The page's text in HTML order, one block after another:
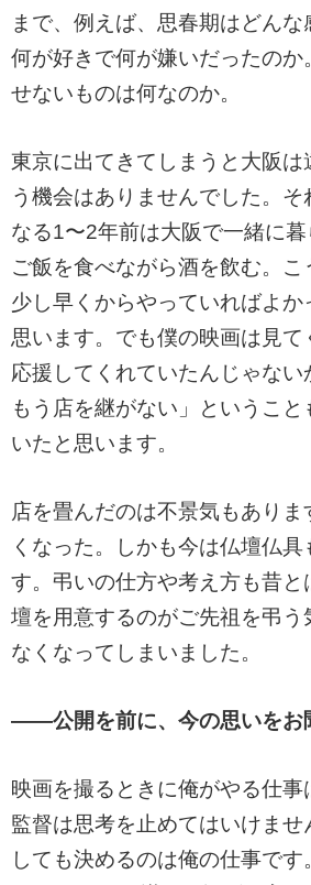
まで、例えば、思春期はどんな
何が好きで何が嫌いだったのか
せないものは何なのか。
東京に出てきてしまうと大阪は
う機会はありませんでした。そ
なる1〜2年前は大阪で一緒に暮
ご飯を食べながら酒を飲む。こ
少し早くからやっていればよか
思います。でも僕の映画は見て
応援してくれていたんじゃない
もう店を継がない」ということ
いたと思います。
店を畳んだのは不景気もあり
くなった。しかも今は仏壇仏具
す。弔いの仕方や考え方も昔と
壇を用意するのがご先祖を弔う
なくなってしまいました。
――公開を前に、今の思いをお
映画を撮るときに俺がやる仕事
監督は思考を止めてはいけませ
しても決めるのは俺の仕事です